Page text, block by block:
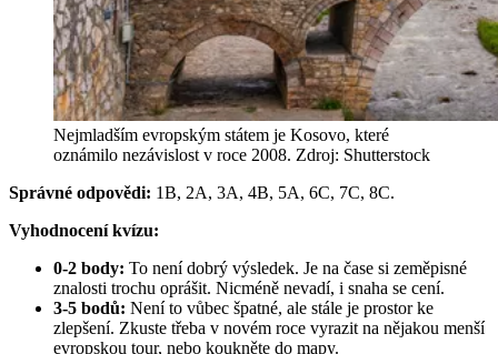
Nejmladším evropským státem je Kosovo, které
oznámilo nezávislost v roce 2008. Zdroj: Shutterstock
Správné odpovědi: 1B, 2A, 3A, 4B, 5A, 6C, 7C, 8C.
Vyhodnocení kvízu:
0-2 body: To není dobrý výsledek. Je na čase si zeměpisné
znalosti trochu oprášit. Nicméně nevadí, i snaha se cení.
3-5 bodů: Není to vůbec špatné, ale stále je prostor ke
zlepšení. Zkuste třeba v novém roce vyrazit na nějakou menší
evropskou tour, nebo koukněte do mapy.